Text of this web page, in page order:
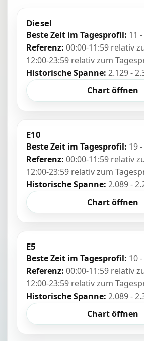
Diesel
Beste Zeit im Tagesprofil: 11
Referenz: 00:00-11:59 relativ
12:00-23:59 relativ zum
Historische Spanne: 2.129 -
Chart öffnen
E10
Beste Zeit im Tagesprofil: 19
Referenz: 00:00-11:59 relativ
12:00-23:59 relativ zum
Historische Spanne: 2.089 -
Chart öffnen
E5
Beste Zeit im Tagesprofil: 10
Referenz: 00:00-11:59 relativ
12:00-23:59 relativ zum
Historische Spanne: 2.089 -
Chart öffnen